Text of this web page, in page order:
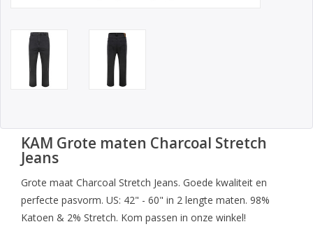
KAM Grote maten Charcoal Stretch
Jeans
Grote maat Charcoal Stretch Jeans. Goede kwaliteit en
perfecte pasvorm. US: 42" - 60" in 2 lengte maten. 98%
Katoen & 2% Stretch. Kom passen in onze winkel!